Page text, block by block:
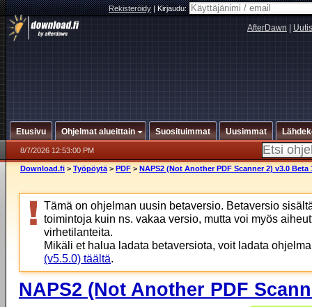
Rekisteröidy|Kirjaudu:
AfterDawn
Etusivu Ohjelmat alueittain Suosituimmat Uusimmat
8/7/2026 12:53:00 PM
Download.fi > Työpöytä > PDF > NAPS2 (Not Another PDF Scanner 2) v3.0 Beta
Tämä on ohjelman uusin betaversio. Betaversio
toimintoja kuin ns. vakaa versio, mutta voi myös
virhetilanteita.
Mikäli et halua ladata betaversiota, voit ladata
(v5.5.0) täältä.
NAPS2 (Not Another PDF